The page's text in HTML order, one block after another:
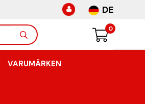
DE
0
VARUMÄRKEN